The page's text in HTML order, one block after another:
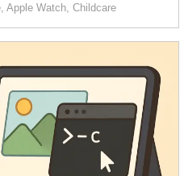
Apple Watch, Childcare